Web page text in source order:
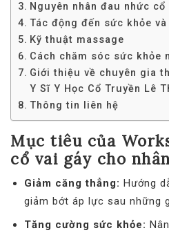
Nguyên nhân đau nhức
Tác động đến sức khỏe
Kỹ thuật massage
Cách chăm sóc sức khỏe
Giới thiệu về chuyên gia
Y Sĩ Y Học Cổ Truyền Lê
Thông tin liên hệ
Mục tiêu của
cổ vai gáy cho
Giảm căng thẳng: Hướng
giảm bớt áp lực sau những
Tăng cường sức khỏe: